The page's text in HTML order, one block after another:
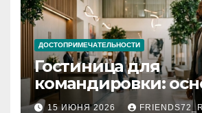
ДОСТОПРИМЕЧАТЕЛЬНОСТИ
Гостиница для
командировки:
критерии выбора
15 ИЮНЯ 2026